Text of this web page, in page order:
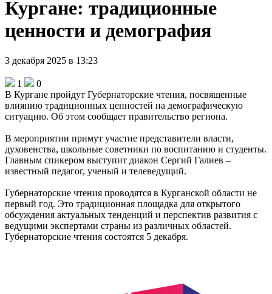
Кургане: традиционные
ценности и демография
3 декабря 2025 в 13:23
1
0
В Кургане пройдут Губернаторские чтения, посвященные
влиянию традиционных ценностей на демографическую
ситуацию. Об этом сообщает правительство региона.
В мероприятии примут участие представители власти,
духовенства, школьные советники по воспитанию и студенты.
Главным спикером выступит диакон Сергий Галиев –
известный педагог, ученый и телеведущий.
Губернаторские чтения проводятся в Курганской области не
первый год. Это традиционная площадка для открытого
обсуждения актуальных тенденций и перспектив развития с
ведущими экспертами страны из различных областей.
Губернаторские чтения состоятся 5 декабря.